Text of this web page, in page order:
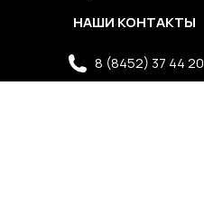
8 (8452) 37 44 20
НАШИ КОНТАКТЫ